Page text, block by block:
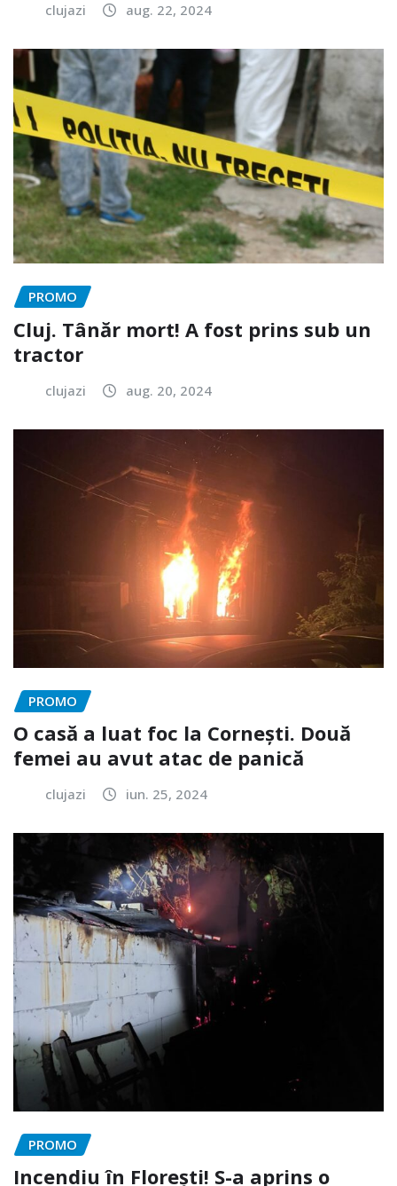
clujazi aug. 22, 2024
PROMO
Cluj. Tânăr mort! A fost prins sub un
tractor
clujazi aug. 20, 2024
PROMO
O casă a luat foc la Cornești. Două
femei au avut atac de panică
clujazi iun. 25, 2024
PROMO
Incendiu în Florești! S-a aprins o